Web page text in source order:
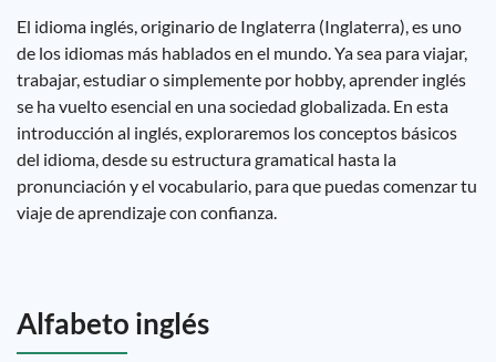
El idioma inglés, originario de Inglaterra (Inglaterra), es uno
de los idiomas más hablados en el mundo. Ya sea para viajar,
trabajar, estudiar o simplemente por hobby, aprender inglés
se ha vuelto esencial en una sociedad globalizada. En esta
introducción al inglés, exploraremos los conceptos básicos
del idioma, desde su estructura gramatical hasta la
pronunciación y el vocabulario, para que puedas comenzar tu
viaje de aprendizaje con confianza.
Alfabeto inglés